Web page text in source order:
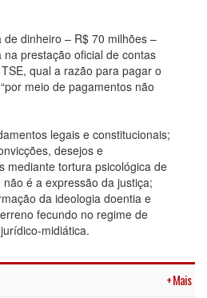
dinheiro – R$ 70 milhões –
prestação oficial de contas
qual a razão para pagar o
meio de pagamentos não
legais e constitucionais;
desejos e
mediante tortura psicológica de
é a expressão da justiça;
da ideologia doentia e
fecundo no regime de
midiática.
+ Mais